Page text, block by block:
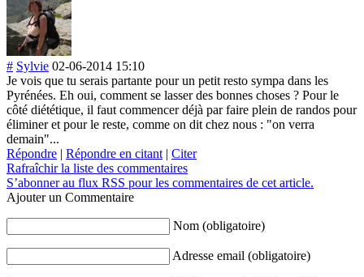
# Sylvie 02-06-2014 15:10
Je vois que tu serais partante pour un petit resto sympa dans les
Pyrénées. Eh oui, comment se lasser des bonnes choses ? Pour le
côté diététique, il faut commencer déjà par faire plein de randos pour
éliminer et pour le reste, comme on dit chez nous : "on verra
demain"...
Répondre | Répondre en citant | Citer
Rafraîchir la liste des commentaires
S’abonner au flux RSS pour les commentaires de cet article.
Ajouter un Commentaire
Nom (obligatoire)
Adresse email (obligatoire)